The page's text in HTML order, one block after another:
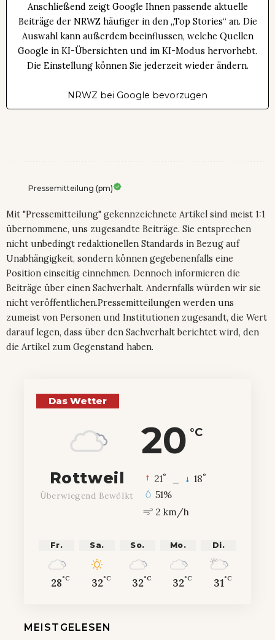
Anschließend zeigt Google Ihnen passende aktuelle
Beiträge der NRWZ häufiger in den „Top Stories“ an. Die
Auswahl kann außerdem beeinflussen, welche Quellen
Google in KI-Übersichten und im KI-Modus hervorhebt.
Die Einstellung können Sie jederzeit wieder ändern.
NRWZ bei Google bevorzugen
Pressemitteilung (pm)
Mit "Pressemitteilung" gekennzeichnete Artikel sind meist 1:1
übernommene, uns zugesandte Beiträge. Sie entsprechen
nicht unbedingt redaktionellen Standards in Bezug auf
Unabhängigkeit, sondern können gegebenenfalls eine
Position einseitig einnehmen. Dennoch informieren die
Beiträge über einen Sachverhalt. Andernfalls würden wir sie
nicht veröffentlichen.Pressemitteilungen werden uns
zumeist von Personen und Institutionen zugesandt, die Wert
darauf legen, dass über den Sachverhalt berichtet wird, den
die Artikel zum Gegenstand haben.
Das Wetter
20 °C
Rottweil
Überwiegend Bewölkt
21° 18°
51%
2 km/h
Fr.
28°C
Sa.
32°C
So.
32°C
Mo.
32°C
Di.
31°C
MEISTGELESEN